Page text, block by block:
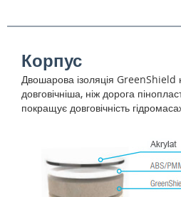
Корпус
Двошарова ізоляція GreenShield
довговічніша, ніж дорога
покращує довговічність